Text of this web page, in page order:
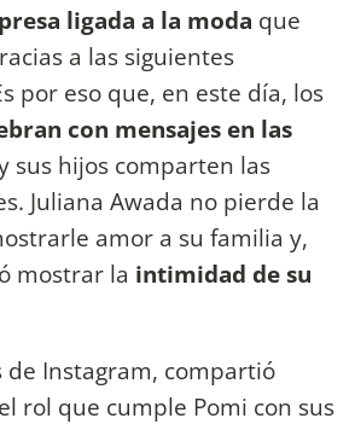
ligada a la moda que
a las siguientes
por eso que, en este día, los
con mensajes en las
sus hijos comparten las
Juliana Awada no pierde la
amor a su familia y,
mostrar la intimidad de su
de Instagram, compartió
rol que cumple Pomi con sus